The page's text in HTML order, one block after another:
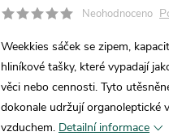
Neohodnoceno
Weekkies sáček se zipem,
hliníkové tašky, které vypadají
věci nebo cennosti. Tyto
dokonale udržují organoleptické
vzduchem. Detailní informace